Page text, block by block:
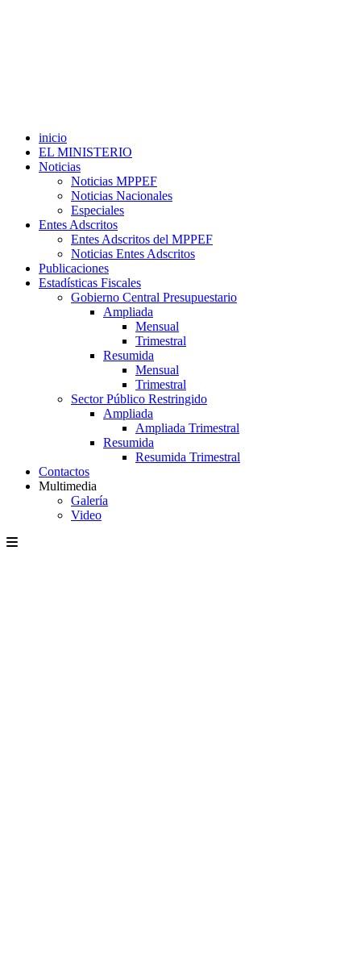
inicio
EL MINISTERIO
Noticias
Noticias MPPEF
Noticias Nacionales
Especiales
Entes Adscritos
Entes Adscritos del MPPEF
Noticias Entes Adscritos
Publicaciones
Estadísticas Fiscales
Gobierno Central Presupuestario
Ampliada
Mensual
Trimestral
Resumida
Mensual
Trimestral
Sector Público Restringido
Ampliada
Ampliada Trimestral
Resumida
Resumida Trimestral
Contactos
Multimedia
Galería
Video